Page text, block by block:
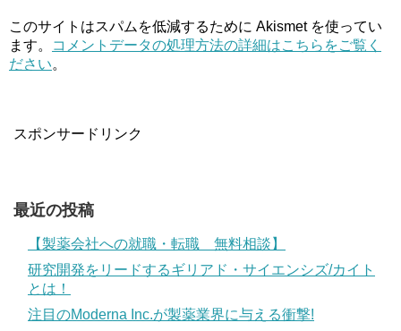
このサイトはスパムを低減するために Akismet を使ってい
ます。
コメントデータの処理方法の詳細はこちらをご覧く
ださい。
スポンサードリンク
最近の投稿
【製薬会社への就職・転職 無料相談】
研究開発をリードするギリアド・サイエンシズ/カイト
とは！
注目のModerna Inc.が製薬業界に与える衝撃!